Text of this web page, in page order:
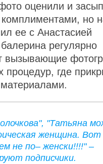
оценили и
комплиментами, но
ее с Анастасией
регулярно
вызывающие
процедур, где
"Татьяна
женщина.
не по– женски!!!!" –
подписчики.